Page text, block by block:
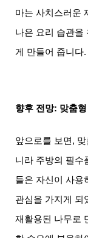
마는 사치스러운
나은 요리 습관을
게 만들어 줍니다.
향후 전망: 맞춤
앞으로를 보면,
니라 주방의 필수
들은 자신이 사용
관심을 가지게 되
재활용된 나무로